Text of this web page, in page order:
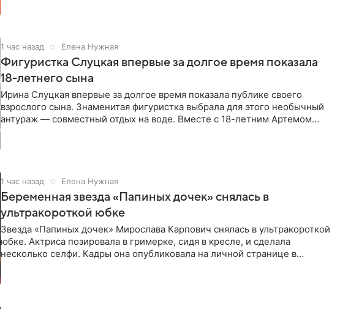
1 час назад Елена Нужная
Фигуристка Слуцкая впервые за долгое время показала
18-летнего сына
Ирина Слуцкая впервые за долгое время показала публике своего
взрослого сына. Знаменитая фигуристка выбрала для этого необычный
антураж — совместный отдых на воде. Вместе с 18-летним Артемом
1 час назад Елена Нужная
Беременная звезда «Папиных дочек» снялась в
ультракороткой юбке
Звезда «Папиных дочек» Мирослава Карпович снялась в ультракороткой
юбке. Актриса позировала в гримерке, сидя в кресле, и сделала
несколько селфи. Кадры она опубликовала на личной странице в